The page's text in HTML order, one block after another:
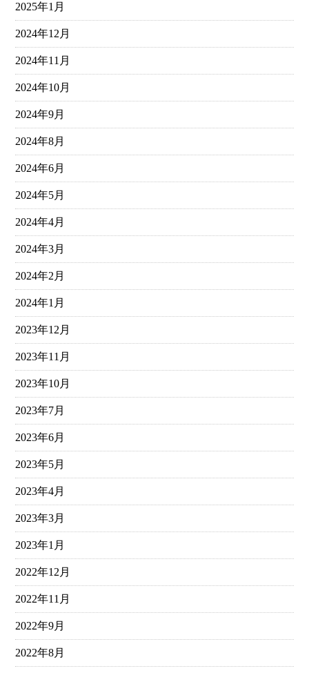
2025年1月
2024年12月
2024年11月
2024年10月
2024年9月
2024年8月
2024年6月
2024年5月
2024年4月
2024年3月
2024年2月
2024年1月
2023年12月
2023年11月
2023年10月
2023年7月
2023年6月
2023年5月
2023年4月
2023年3月
2023年1月
2022年12月
2022年11月
2022年9月
2022年8月